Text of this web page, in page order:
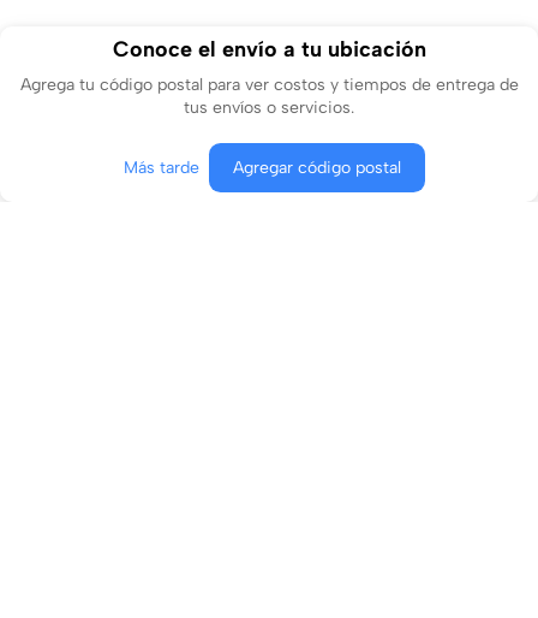
Conoce el envío a tu ubicación
Agrega tu código postal para ver costos y tiempos de entrega de
tus envíos o servicios.
Más tarde Agregar código postal
Agregar al carrito Comprar ahora